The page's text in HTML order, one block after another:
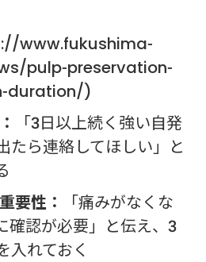
www.fukushima-
pulp-preservation-
duration/)
「3日以上続く強い自発
たら連絡してほしい」と
要性：
「痛みがなくな
確認が必要」と伝え、3
入れておく